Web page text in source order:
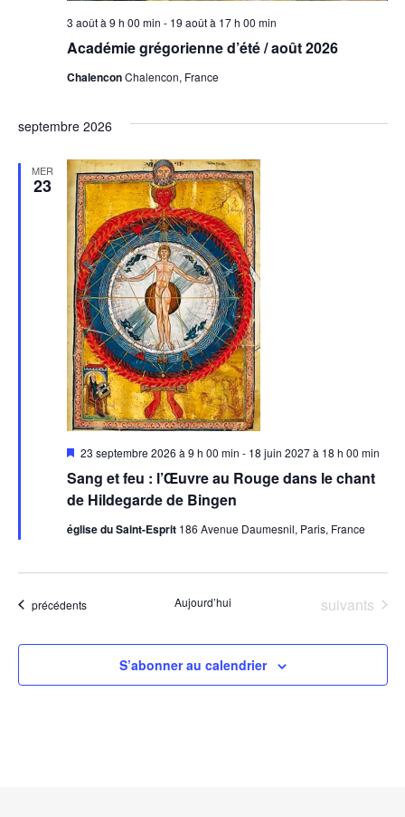
Académie grégorienne d’été / août 2026
3 août à 9 h 00 min - 19 août à 17 h 00 min
ChalenconChalencon, France
septembre 2026
MER
23
Sang et feu : l’Œuvre au Rouge dans le chant
de Hildegarde de Bingen
Mis
avant
23 septembre 2026 à 9 h 00 min - 18 juin 2027 à 18 h 00 min
église du Saint-Esprit 186 Avenue Daumesnil, Paris, France
Évènements
précédents Aujourd’hui Évènements
suivants
S’abonner au calendrier